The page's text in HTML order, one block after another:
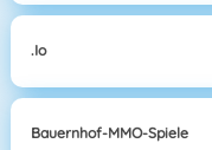
.io
Bauernhof-MMO-Spiele